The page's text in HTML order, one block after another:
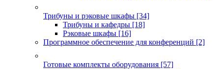
Трибуны и рэковые шкафы [34]
Трибуны и кафедры [18]
Рэковые шкафы [16]
Программное обеспечение для конференций [2]
Готовые комплекты оборудования [57]